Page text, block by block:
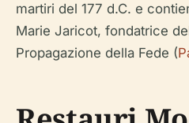
martiri del 177 d.C. e
Marie Jaricot, fondatrice
Propagazione della Fede (